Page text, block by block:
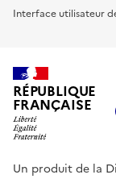
Interface utilisateur
RÉPUBLIQUE
FRANÇAISE
Un produit de la